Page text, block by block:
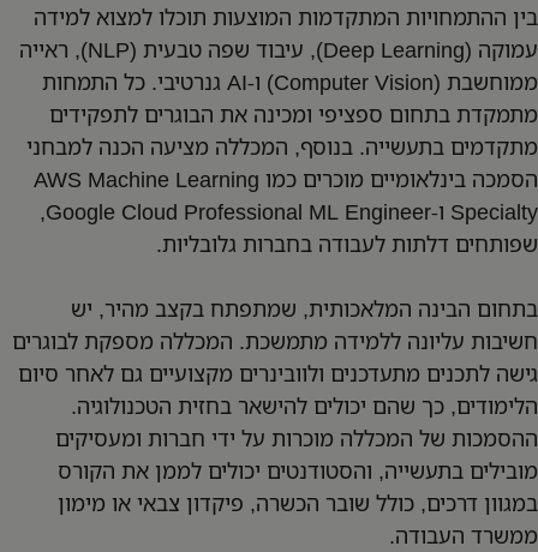
בין ההתמחויות המתקדמות המוצעות תוכלו למצוא למידה
עמוקה (Deep Learning), עיבוד שפה טבעית (NLP), ראייה
ממוחשבת (Computer Vision) ו-AI גנרטיבי. כל התמחות
מתמקדת בתחום ספציפי ומכינה את הבוגרים לתפקידים
מתקדמים בתעשייה. בנוסף, המכללה מציעה הכנה למבחני
הסמכה בינלאומיים מוכרים כמו AWS Machine Learning
Specialty ו-Google Cloud Professional ML Engineer,
שפותחים דלתות לעבודה בחברות גלובליות.
בתחום הבינה המלאכותית, שמתפתח בקצב מהיר, יש
חשיבות עליונה ללמידה מתמשכת. המכללה מספקת לבוגרים
גישה לתכנים מתעדכנים ולוובינרים מקצועיים גם לאחר סיום
הלימודים, כך שהם יכולים להישאר בחזית הטכנולוגיה.
ההסמכות של המכללה מוכרות על ידי חברות ומעסיקים
מובילים בתעשייה, והסטודנטים יכולים לממן את הקורס
במגוון דרכים, כולל שובר הכשרה, פיקדון צבאי או מימון
ממשרד העבודה.